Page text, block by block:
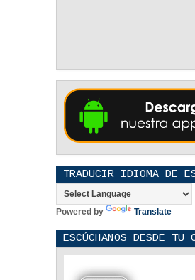
TRADUCIR IDIOMA DE
Powered by Translate
ESCÚCHANOS DESDE TU